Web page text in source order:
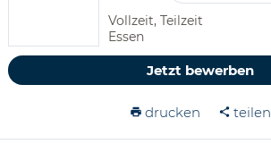
Vollzeit, Teilzeit
Essen
Jetzt bewerben
drucken teilen